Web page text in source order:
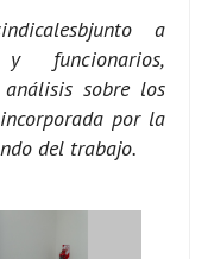
a
y funcionarios,
sobre los
por la
del trabajo.